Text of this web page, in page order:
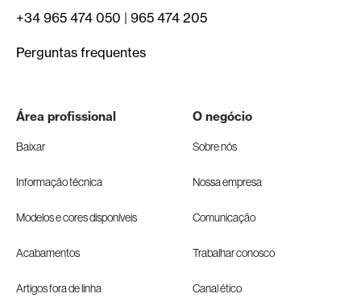
+34 965 474 050 | 965 474 205
Perguntas frequentes
Área profissional
Baixar
Informação técnica
Modelos e cores disponíveis
Acabamentos
Artigos fora de linha
O negócio
Sobre nós
Nossa empresa
Comunicação
Trabalhar conosco
Canal ético